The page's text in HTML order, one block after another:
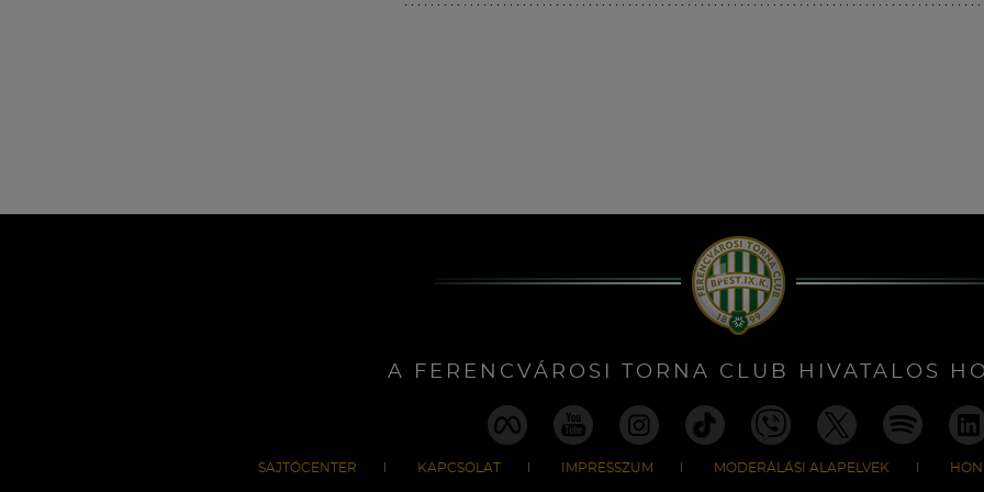
A FERENCVÁROSI TORNA CLUB HIVATALOS
SAJTÓCENTER KAPCSOLAT IMPRESSZUM MODERÁLÁSI ALAPELVEK